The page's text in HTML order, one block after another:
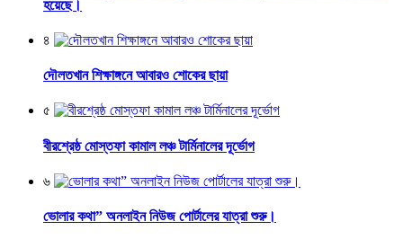
হয়েছে।
৪
দৌলতখান শিক্ষাঙ্গনে আবারও শোকের ছায়া
৫
বীরশ্রেষ্ঠ মোস্তফা কামাল লঞ্চ টার্মিনালের দূর্ভোগ
৬
ভোলার কথা” অনলাইন নিউজ পোর্টালের যাত্রা শুরু।